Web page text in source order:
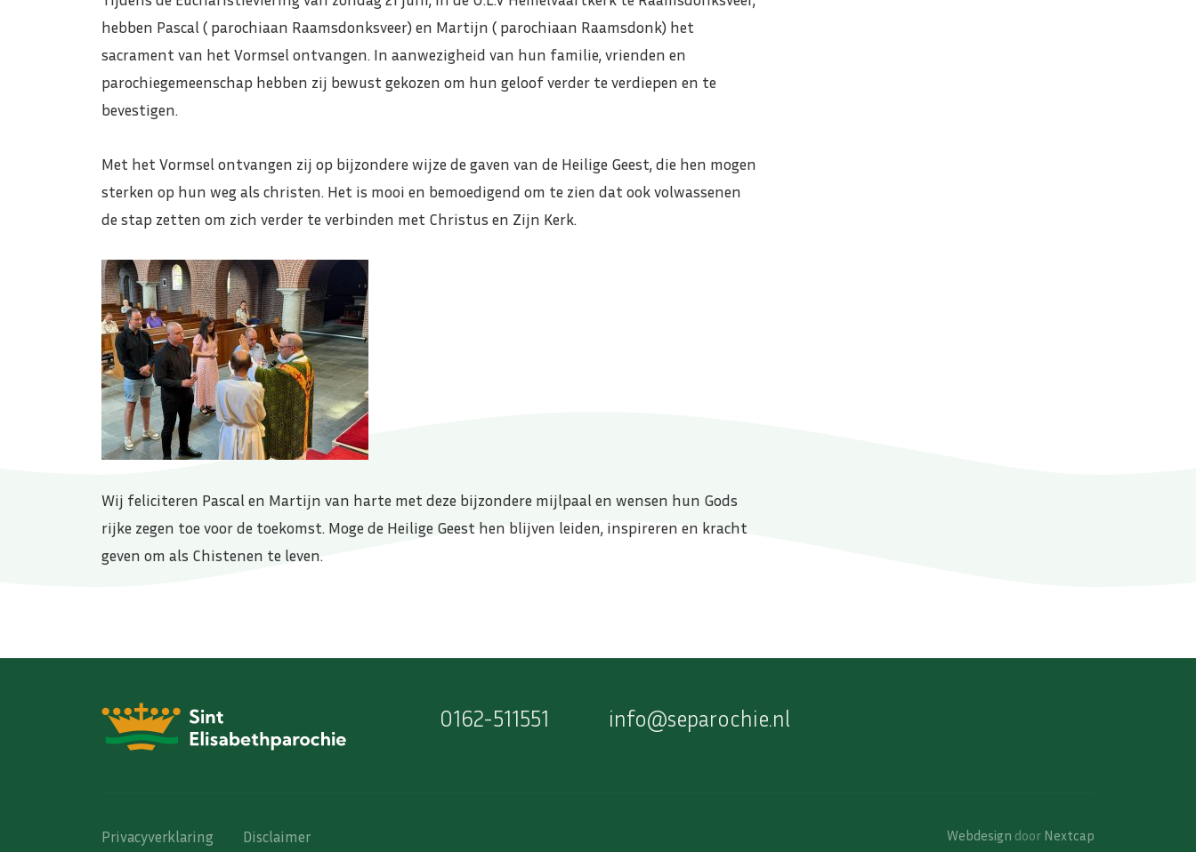
hebben Pascal ( parochiaan Raamsdonksveer) en Martijn ( parochiaan Raamsdonk) het
sacrament van het Vormsel ontvangen. In aanwezigheid van hun familie, vrienden en
parochiegemeenschap hebben zij bewust gekozen om hun geloof verder te verdiepen en te
bevestigen.
Met het Vormsel ontvangen zij op bijzondere wijze de gaven van de Heilige Geest, die hen mogen
sterken op hun weg als christen. Het is mooi en bemoedigend om te zien dat ook volwassenen
de stap zetten om zich verder te verbinden met Christus en Zijn Kerk.
Wij feliciteren Pascal en Martijn van harte met deze bijzondere mijlpaal en wensen hun Gods
rijke zegen toe voor de toekomst. Moge de Heilige Geest hen blijven leiden, inspireren en kracht
geven om als Chistenen te leven.
0162-511551 info@separochie.nl
Privacyverklaring Disclaimer Webdesign door Nextcap